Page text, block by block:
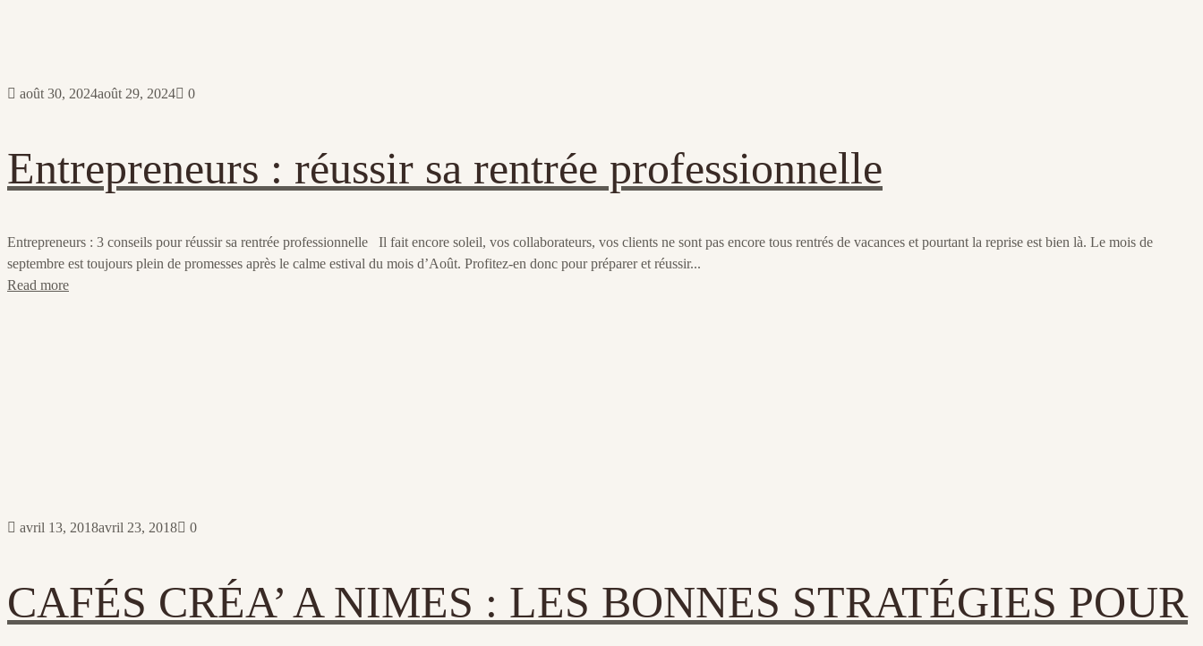
août 30, 2024août 29, 2024 0
Entrepreneurs : réussir sa rentrée professionnelle
Entrepreneurs : 3 conseils pour réussir sa rentrée professionnelle Il fait encore soleil, vos collaborateurs, vos clients ne sont pas encore tous rentrés de vacances et pourtant la reprise est bien là. Le mois de
septembre est toujours plein de promesses après le calme estival du mois d’Août. Profitez-en donc pour préparer et réussir...
Read more
avril 13, 2018avril 23, 2018 0
CAFÉS CRÉA’ A NIMES : LES BONNES STRATÉGIES POUR